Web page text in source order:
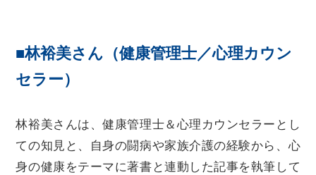
■林裕美さん（健康管理士／心理カウン
セラー）
林裕美さんは、健康管理士＆心理カウンセラーとし
ての知見と、自身の闘病や家族介護の経験から、心
身の健康をテーマに著書と連動した記事を執筆して